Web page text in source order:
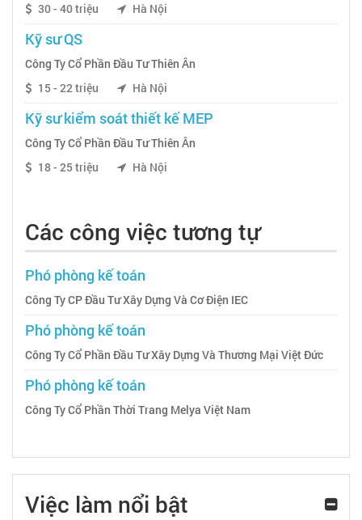
30 - 40 triệu Hà Nội
Kỹ sư QS
Công Ty Cổ Phần Đầu Tư Thiên Ân
15 - 22 triệu
Hà Nội
Kỹ sư kiểm soát thiết kế MEP
Công Ty Cổ Phần Đầu Tư Thiên Ân
18 - 25 triệu
Hà Nội
Các công việc tương tự
Phó phòng kế toán
Công Ty CP Đầu Tư Xây Dựng Và Cơ Điện IEC
Phó phòng kế toán
Công Ty Cổ Phần Đầu Tư Xây Dựng Và Thương Mại Việt Đức
Phó phòng kế toán
Công Ty Cổ Phần Thời Trang Melya Việt Nam
Việc làm nổi bật